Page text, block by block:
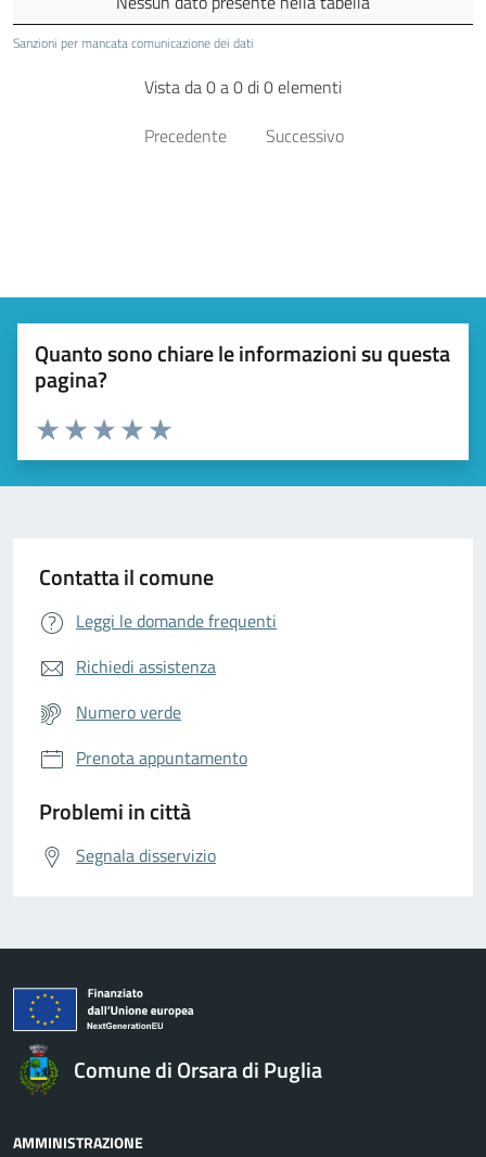
Sanzioni per mancata comunicazione dei dati
Vista da 0 a 0 di 0 elementi
Precedente
Successivo
Quanto sono chiare le informazioni su questa
pagina?
Valuta da 1 a 5 stelle la pagina
Valuta 5 stelle su 5
Valuta 4 stelle su 5
Valuta 3 stelle su 5
Valuta 2 stelle su 5
Valuta 1 stelle su 5
Contatta il comune
Leggi le domande frequenti
Richiedi assistenza
Numero verde
Prenota appuntamento
Problemi in città
Segnala disservizio
Comune di Orsara di Puglia
AMMINISTRAZIONE